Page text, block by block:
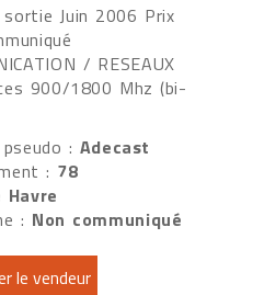
Juin 2006 Prix
/ RESEAUX
900/1800 Mhz (bi-
: Adecast
: 78
Havre
: Non communiqué